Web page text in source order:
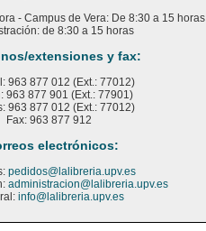
- Campus de Vera: De 8:30 a 15 horas
de 8:30 a 15 horas
extensiones y fax:
963 877 012 (Ext.: 77012)
963 877 901 (Ext.: 77901)
963 877 012 (Ext.: 77012)
Fax: 963 877 912
electrónicos:
pedidos@lalibreria.upv.es
administracion@lalibreria.upv.es
info@lalibreria.upv.es